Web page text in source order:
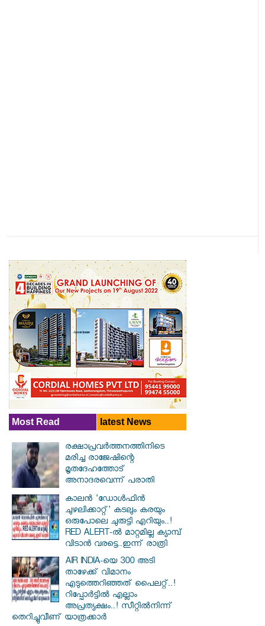
Most Read latest News
രക്ഷാപ്രവര്‍ത്തനത്തിനിടെ
മരിച്ച രാജേഷിന്റെ
മൃതദേഹത്തോട്
അനാദരവെന്ന് പരാതി
കാലൻ 'ഡോൾഫിൻ
ചുഴലിക്കാറ്റ്' കടലും കരയും
ഒരുപോലെ ചുരുട്ടി എറിയും..!
RED ALERT-ൽ മാറ്റമില്ല ക്യാമ്പ്
വിടാൻ വരട്ടെ..ഇന്ന് രാത്രി
AIR INDIA-യെ 300 അടി
താഴേക്ക് വിമാനം
എടുത്തെറിഞ്ഞത് പൈലറ്റ്..!
റിപ്പോർട്ടിൽ എല്ലാം
അപ്രത്യക്ഷം..! സീറ്റിൽനിന്ന്
തെറിച്ചുവീണ് യാത്രക്കാർ